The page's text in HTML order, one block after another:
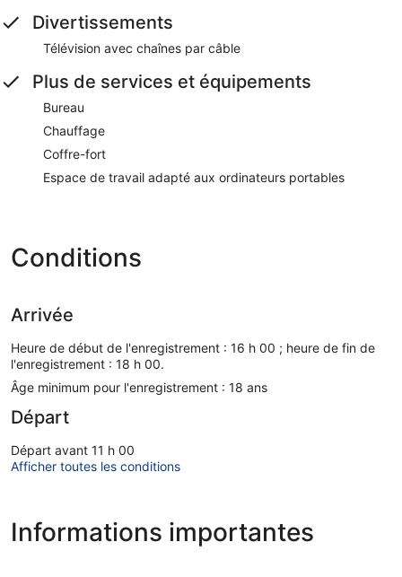
Divertissements
Télévision avec chaînes par câble
Plus de services et équipements
Bureau
Chauffage
Coffre-fort
Espace de travail adapté aux ordinateurs portables
Conditions
Arrivée
Heure de début de l'enregistrement : 16 h 00 ; heure de fin de
l'enregistrement : 18 h 00.
Âge minimum pour l'enregistrement : 18 ans
Départ
Départ avant 11 h 00
Afficher toutes les conditions
Informations importantes